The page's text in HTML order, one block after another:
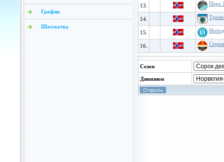
График
Шахматка
13. Порс
14.
15.
16.
Сезон
Дивизион